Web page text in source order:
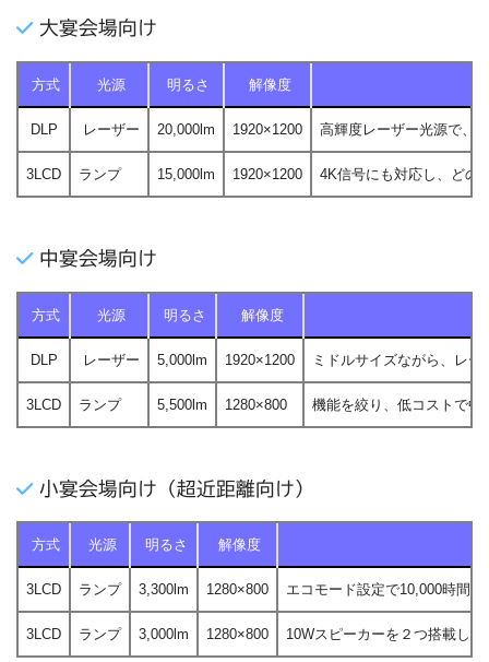
大宴会場向け
方式 光源 明るさ 解像度
DLP レーザー 20,000lm 1920×1200 高輝度レーザー光源で、
3LCD ランプ 15,000lm 1920×1200 4K信号にも対応し、どの
中宴会場向け
方式 光源 明るさ 解像度
DLP レーザー 5,000lm 1920×1200 ミドルサイズながら、レ
3LCD ランプ 5,500lm 1280×800 機能を絞り、低コストで中
小宴会場向け（超近距離向け）
方式 光源 明るさ 解像度
3LCD ランプ 3,300lm 1280×800 エコモード設定で10,000時間
3LCD ランプ 3,000lm 1280×800 10Wスピーカーを２つ搭載し